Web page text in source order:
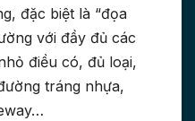
đặc biệt là “đọa
với đầy đủ các
điều có, đủ loại,
tráng nhựa,